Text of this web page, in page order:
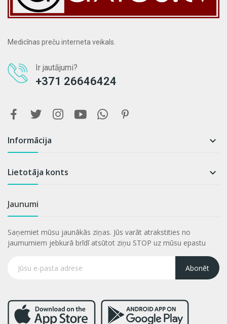
Medicīnas preču interneta veikals.
Ir jautājumi?
+371 26646424
Informācija 
Lietotāja konts 
Jaunumi
Saņemiet mūsu jaunākās ziņas. Jūs varāt atrakstities no
jaumumiem jebkurā brīdī atsūtot ziņu STOP uz mūsu epastu
Abonēt